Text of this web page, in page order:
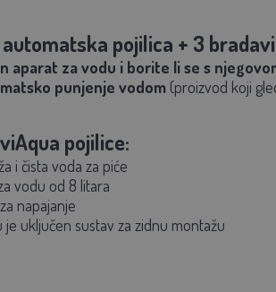
pojilica + 3
aparat za vodu i borite li se s
punjenje vodom(proizvod koji
pojilice:
i čista voda za piće
vodu od 8 litara
napajanje
je uključen sustav za zidnu montažu